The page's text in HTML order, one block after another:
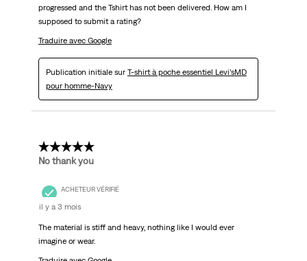
progressed and the Tshirt has not been delivered. How am I
supposed to submit a rating?
Traduire avec Google
Publication initiale sur T-shirt à poche essentiel Levi’sMD
pour homme-Navy
1 étoile(s) sur 5.
No thank you
ACHETEUR VÉRIFIÉ
il y a 3 mois
The material is stiff and heavy, nothing like I would ever
imagine or wear.